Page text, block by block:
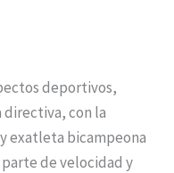
deportivos,
directiva, con la
exatleta bicampeona
de velocidad y